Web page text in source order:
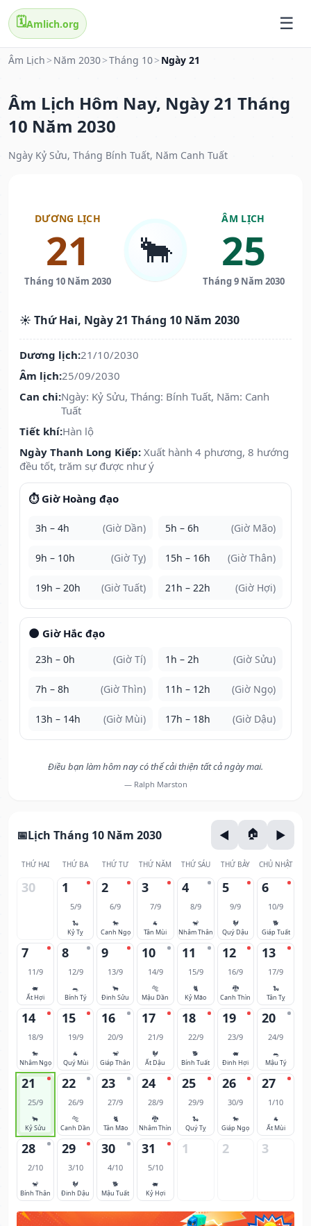
🗓️Amlich.org
Âm Lịch > Năm 2030>Tháng 10> Ngày 21
Âm Lịch Hôm Nay, Ngày 21 Tháng
10 Năm 2030
Ngày Kỷ Sửu, Tháng Bính Tuất, Năm Canh Tuất
DƯƠNG LỊCH
21
Tháng 10 Năm 2030
🐂
ÂM LỊCH
25
Tháng 9 Năm 2030
☀️ Thứ Hai, Ngày 21 Tháng 10 Năm 2030
Dương lịch:21/10/2030
Âm lịch:25/09/2030
Can chi:Ngày: Kỷ Sửu, Tháng: Bính Tuất, Năm: Canh
Tuất
Tiết khí:Hàn lộ
Ngày Thanh Long Kiếp: Xuất hành 4 phương, 8 hướng
đều tốt, trăm sự được như ý
⏱️ Giờ Hoàng đạo
3h – 4h (Giờ Dần) 5h – 6h (Giờ Mão)
9h – 10h (Giờ Tỵ) 15h – 16h (Giờ Thân)
19h – 20h (Giờ Tuất) 21h – 22h (Giờ Hợi)
🌑 Giờ Hắc đạo
23h – 0h (Giờ Tí) 1h – 2h (Giờ Sửu)
7h – 8h (Giờ Thìn) 11h – 12h (Giờ Ngọ)
13h – 14h (Giờ Mùi) 17h – 18h (Giờ Dậu)
Điều bạn làm hôm nay có thể cải thiện tất cả ngày mai.
— Ralph Marston
Lịch Tháng 10 Năm 2030
THỨ HAI THỨ BA THỨ TƯ THỨ NĂM THỨ SÁU THỨ BẢY CHỦ NHẬT
30 1
5/9
🐍
Kỷ Tỵ
2
6/9
🐎
Canh Ngọ
3
7/9
🐐
Tân Mùi
4
8/9
🐒
Nhâm Thân
5
9/9
🐓
Quý Dậu
6
10/9
🐕
Giáp Tuất
7
11/9
🐖
Ất Hợi
8
12/9
🐀
Bính Tý
9
13/9
🐂
Đinh Sửu
10
14/9
🐅
Mậu Dần
11
15/9
🐈
Kỷ Mão
12
16/9
🐉
Canh Thìn
13
17/9
🐍
Tân Tỵ
14
18/9
🐎
Nhâm Ngọ
15
19/9
🐐
Quý Mùi
16
20/9
🐒
Giáp Thân
17
21/9
🐓
Ất Dậu
18
22/9
🐕
Bính Tuất
19
23/9
🐖
Đinh Hợi
20
24/9
🐀
Mậu Tý
21
25/9
🐂
Kỷ Sửu
22
26/9
🐅
Canh Dần
23
27/9
🐈
Tân Mão
24
28/9
🐉
Nhâm Thìn
25
29/9
🐍
Quý Tỵ
26
30/9
🐎
Giáp Ngọ
27
1/10
🐐
Ất Mùi
28
2/10
🐒
Bính Thân
29
3/10
🐓
Đinh Dậu
30
4/10
🐕
Mậu Tuất
31
5/10
🐖
Kỷ Hợi
1 2 3